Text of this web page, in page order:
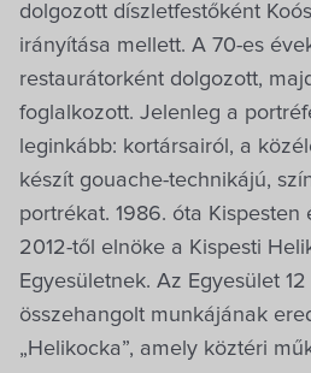
dolgozott díszletfestőként
irányítása mellett. A 70-es
restaurátorként dolgozott,
foglalkozott. Jelenleg a
leginkább: kortársairól, a
készít gouache-technikájú,
portrékat. 1986. óta Kispesten
2012-től elnöke a Kispesti
Egyesületnek. Az Egyesület
összehangolt munkájának
„Helikocka”, amely köztéri